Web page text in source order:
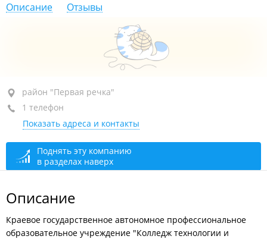
Описание Отзывы
район "Первая речка", пр-т Океанский, 119
3-й этаж
+7 (423) 245-02-38вахта
Администрация сегодня закрыто
Вахта сегодня закрыто
район "Первая речка"
1 телефон
Показать адреса и контакты
Поднять эту компанию
в разделах наверх
Описание
Краевое государственное автономное профессиональное
образовательное учреждение "Колледж технологии и